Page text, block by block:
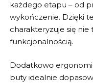
każdego etapu – od
wykończenie. Dzięki
charakteryzuje się nie
funkcjonalnością.
Dodatkowo
buty idealnie